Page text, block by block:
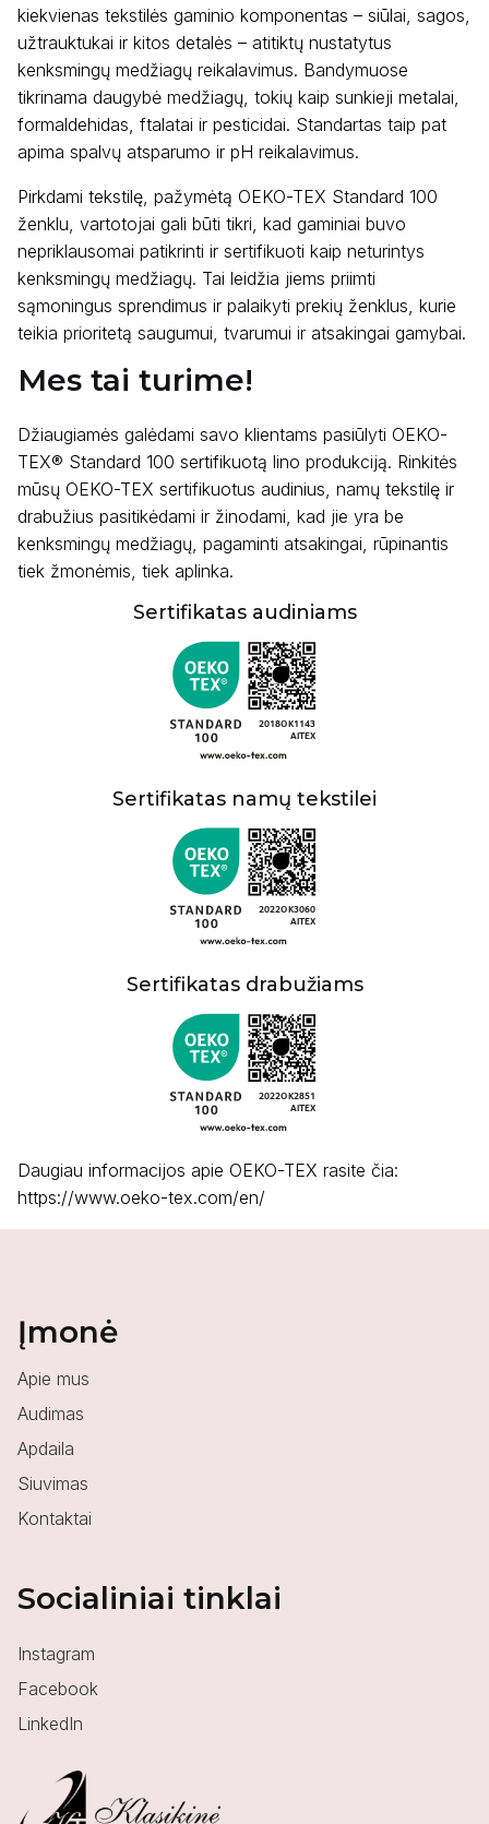
kiekvienas tekstilės gaminio komponentas – siūlai, sagos,
užtrauktukai ir kitos detalės – atitiktų nustatytus
kenksmingų medžiagų reikalavimus. Bandymuose
tikrinama daugybė medžiagų, tokių kaip sunkieji metalai,
formaldehidas, ftalatai ir pesticidai. Standartas taip pat
apima spalvų atsparumo ir pH reikalavimus.
Pirkdami tekstilę, pažymėtą OEKO-TEX Standard 100
ženklu, vartotojai gali būti tikri, kad gaminiai buvo
nepriklausomai patikrinti ir sertifikuoti kaip neturintys
kenksmingų medžiagų. Tai leidžia jiems priimti
sąmoningus sprendimus ir palaikyti prekių ženklus, kurie
teikia prioritetą saugumui, tvarumui ir atsakingai gamybai.
Mes tai turime!
Džiaugiamės galėdami savo klientams pasiūlyti OEKO-
TEX® Standard 100 sertifikuotą lino produkciją. Rinkitės
mūsų OEKO-TEX sertifikuotus audinius, namų tekstilę ir
drabužius pasitikėdami ir žinodami, kad jie yra be
kenksmingų medžiagų, pagaminti atsakingai, rūpinantis
tiek žmonėmis, tiek aplinka.
Sertifikatas audiniams
Sertifikatas namų tekstilei
Sertifikatas drabužiams
Daugiau informacijos apie OEKO-TEX rasite čia:
https://www.oeko-tex.com/en/
Įmonė
Apie mus
Audimas
Apdaila
Siuvimas
Kontaktai
Socialiniai tinklai
Instagram
Facebook
LinkedIn